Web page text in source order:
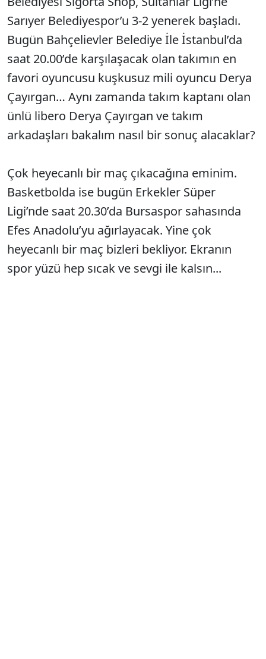
Sarıyer Be­lediyespor’u 3-2 yenerek başladı.
Bugün Bahçelievler Belediye İle İstan­bul’da
saat 20.00’de karşılaşacak olan takımın en
favori oyuncusu kuşkusuz mili oyuncu Derya
Çayırgan… Aynı za­manda takım kaptanı olan
ünlü libero Derya Çayırgan ve takım
arkadaşları bakalım nasıl bir sonuç alacaklar?
Çok heyecanlı bir maç çıkacağı­na eminim.
Basketbolda ise bugün Erkekler Süper
Ligi’nde saat 20.30’da Bursaspor sahasında
Efes Anadolu’yu ağırlayacak. Yine çok
heyecanlı bir maç bizleri bekliyor. Ekranın
spor yüzü hep sıcak ve sevgi ile kalsın...